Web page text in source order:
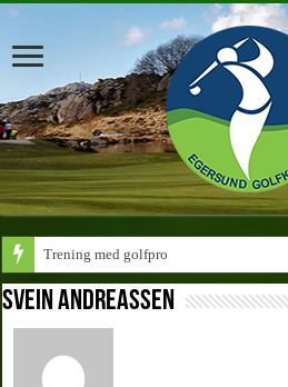
Trening med golfpro
Svein Andreassen